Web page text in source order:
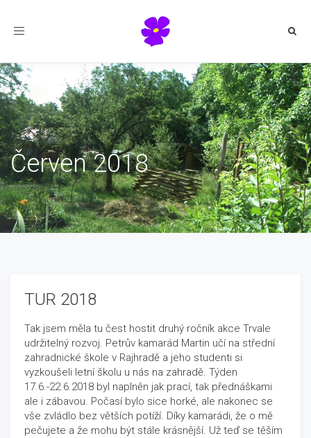
Toggle
Červen 2018
TUR 2018
Tak jsem měla tu čest hostit druhý ročník akce Trvale
udržitelný rozvoj. Petrův kamarád Martin učí na střední
zahradnické škole v Rajhradě a jeho studenti si
vyzkoušeli letní školu u nás na zahradě. Týden
17.6.-22.6.2018 byl naplněn jak prací, tak přednáškami
ale i zábavou. Počasí bylo sice horké, ale nakonec se
vše zvládlo bez větších potíží. Díky kamarádi, že o mě
pečujete a že mohu být stále krásnější. Už teď se těším